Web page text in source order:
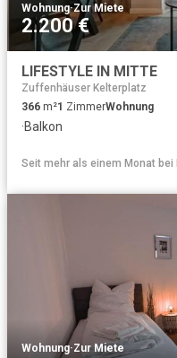
Wohnung·Zur Miete
2.200 €
LIFESTYLE IN MITTE
Zuffenhäuser Kelterplatz
366 m²1 ZimmerWohnung
·Balkon
Seit mehr als einem Monat bei
Wohnung·Zur Miete